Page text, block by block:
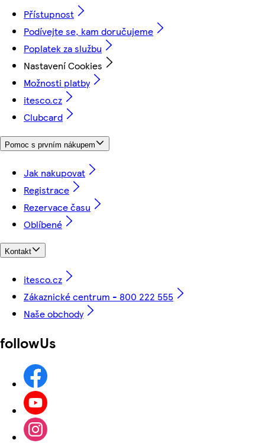
Přístupnost
Podívejte se, kam doručujeme
Poplatek za službu
Nastavení Cookies
Možnosti platby
itesco.cz
Clubcard
Pomoc s prvním nákupem
Jak nakupovat
Registrace
Rezervace času
Oblíbené
Kontakt
itesco.cz
Zákaznické centrum - 800 222 555
Naše obchody
followUs